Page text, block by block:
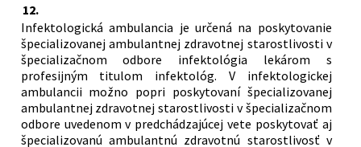
12.
Infektologická ambulancia je určená na poskytovanie
špecializovanej ambulantnej zdravotnej starostlivosti v
špecializačnom odbore infektológia lekárom s
profesijným titulom infektológ. V infektologickej
ambulancii možno popri poskytovaní špecializovanej
ambulantnej zdravotnej starostlivosti v špecializačnom
odbore uvedenom v predchádzajúcej vete poskytovať aj
špecializovanú ambulantnú zdravotnú starostlivosť v